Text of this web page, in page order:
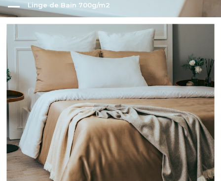
Linge de Bain 700g/m2